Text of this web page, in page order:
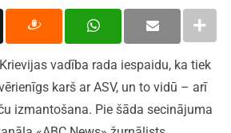
vadība rada iespaidu, ka tiek
karš ar ASV, un to vidū – arī
izmantošana. Pie šāda secinājuma